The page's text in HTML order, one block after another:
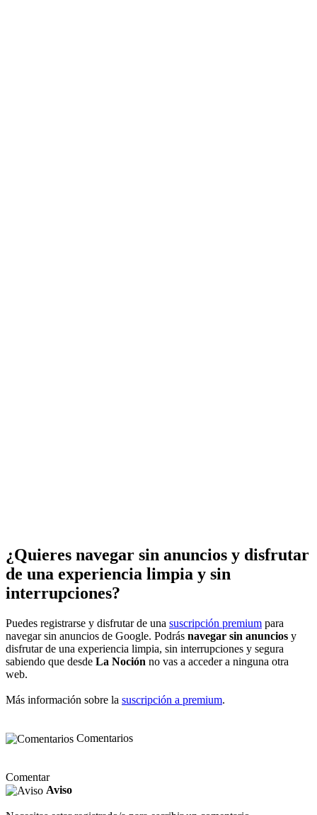
¿Quieres navegar sin anuncios y disfrutar
de una experiencia limpia y sin
interrupciones?
Puedes registrarse y disfrutar de una suscripción premium para
navegar sin anuncios de Google. Podrás navegar sin anuncios y
disfrutar de una experiencia limpia, sin interrupciones y segura
sabiendo que desde La Noción no vas a acceder a ninguna otra
web.
Más información sobre la suscripción a premium.
Comentarios
Comentar
Aviso